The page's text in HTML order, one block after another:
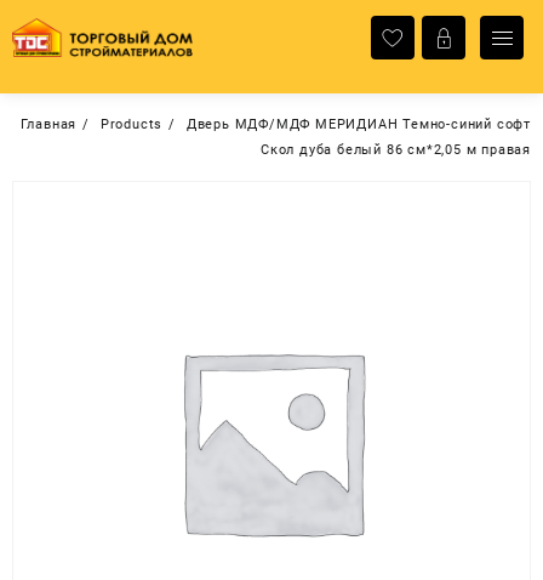
содержимому
Главная Products
Дверь МДФ/МДФ МЕРИДИАН Темно-синий софт
Скол дуба белый 86 cм*2,05 м правая